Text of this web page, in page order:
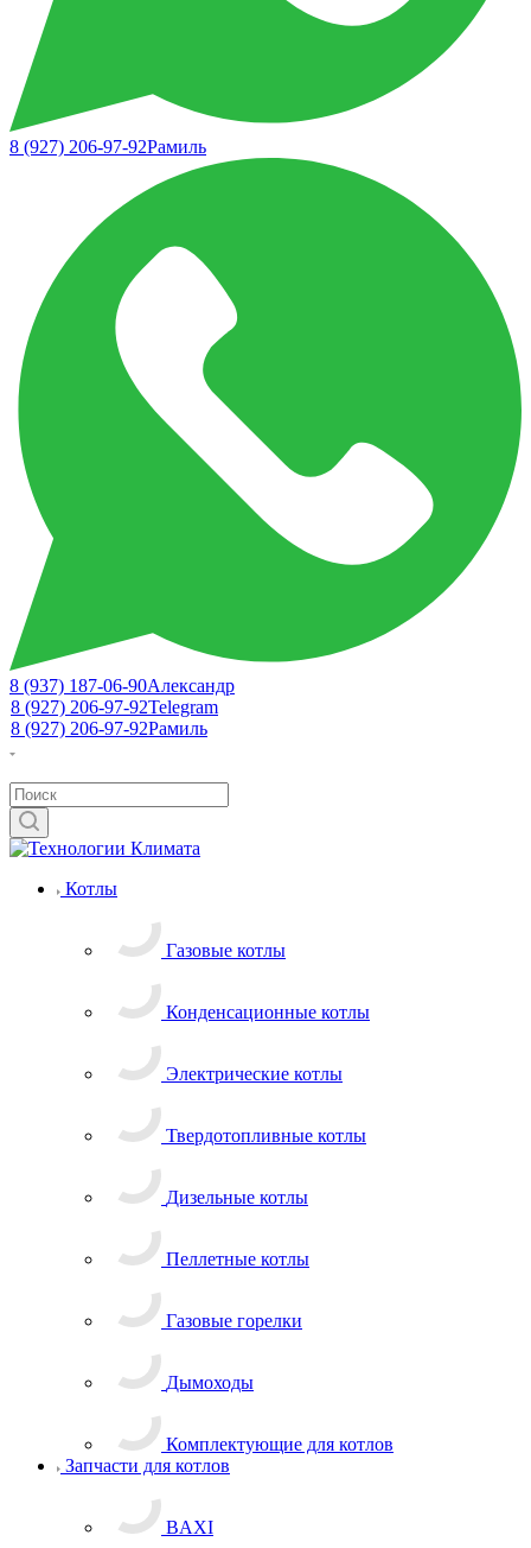
8 (927) 206-97-92Рамиль
8 (937) 187-06-90Александр
8 (927) 206-97-92Telegram
8 (927) 206-97-92Рамиль
Котлы
Газовые котлы
Конденсационные котлы
Электрические котлы
Твердотопливные котлы
Дизельные котлы
Пеллетные котлы
Газовые горелки
Дымоходы
Комплектующие для котлов
Запчасти для котлов
BAXI